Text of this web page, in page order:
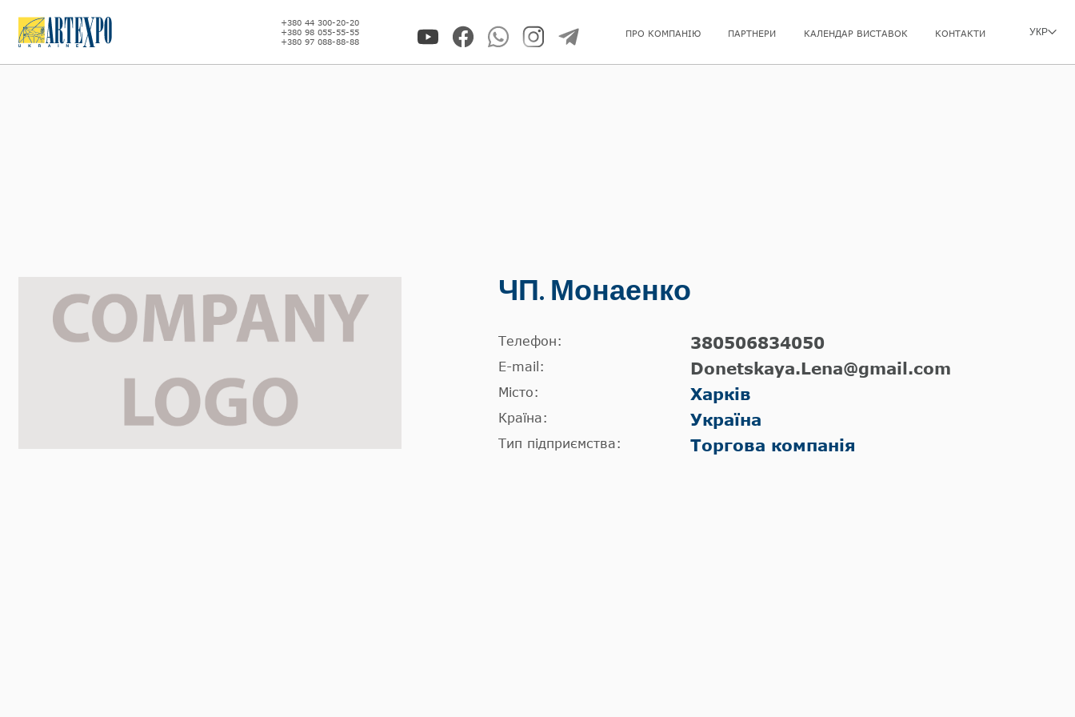
+380 44 300-20-20
+380 98 055-55-55
+380 97 088-88-88
ПРО КОМПАНІЮ ПАРТНЕРИ КАЛЕНДАР ВИСТАВОК КОНТАКТИ УКР
ЧП. Монаенко
Телефон: 380506834050
E-mail: Donetskaya.Lena@gmail.com
Місто: Харків
Країна: Україна
Тип підприємства: Торгова компанія